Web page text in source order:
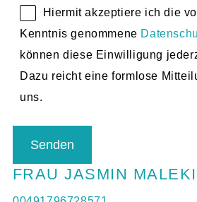
Kenntnis genommene
können diese Einwilligung
Dazu reicht eine formlose
uns.
FRAU JASMIN MALEKI